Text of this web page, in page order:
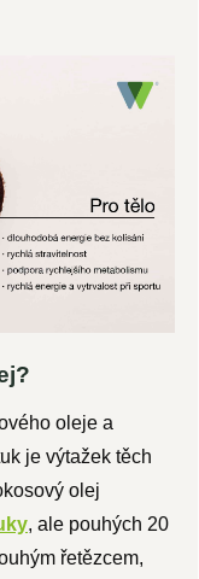
oleje a
je výtažek těch
olej
, ale pouhých 20
řetězcem,